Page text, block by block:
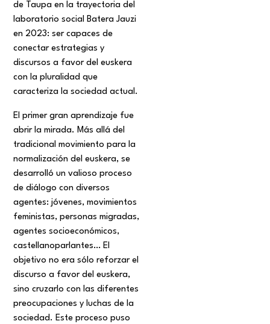
de Taupa en la trayectoria del
laboratorio social Batera Jauzi
en 2023: ser capaces de
conectar estrategias y
discursos a favor del euskera
con la pluralidad que
caracteriza la sociedad actual.
El primer gran aprendizaje fue
abrir la mirada. Más allá del
tradicional movimiento para la
normalización del euskera, se
desarrolló un valioso proceso
de diálogo con diversos
agentes: jóvenes, movimientos
feministas, personas migradas,
agentes socioeconómicos,
castellanoparlantes… El
objetivo no era sólo reforzar el
discurso a favor del euskera,
sino cruzarlo con las diferentes
preocupaciones y luchas de la
sociedad. Este proceso puso